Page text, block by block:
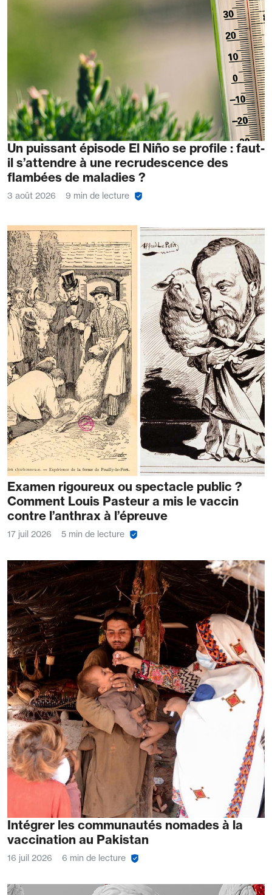
Un puissant épisode El Niño se profile : faut-
il s’attendre à une recrudescence des
flambées de maladies ?
3 août 2026 9 min de lecture
Examen rigoureux ou spectacle public ?
Comment Louis Pasteur a mis le vaccin
contre l’anthrax à l’épreuve
17 juil 2026 5 min de lecture
Intégrer les communautés nomades à la
vaccination au Pakistan
16 juil 2026 6 min de lecture